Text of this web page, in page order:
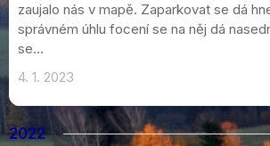
zaujalo nás v mapě. Zaparkovat se dá
správném úhlu focení se na něj dá
se...
4. 1. 2023
2022